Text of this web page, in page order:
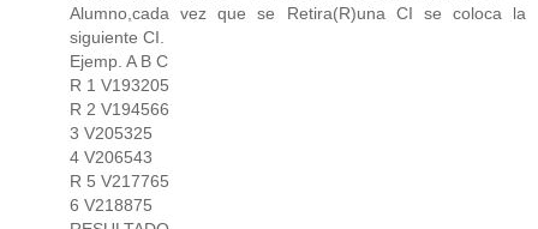
Alumno,cada vez que se Retira(R)una CI se coloca la
siguiente CI.
Ejemp. A B C
R 1 V193205
R 2 V194566
3 V205325
4 V206543
R 5 V217765
6 V218875